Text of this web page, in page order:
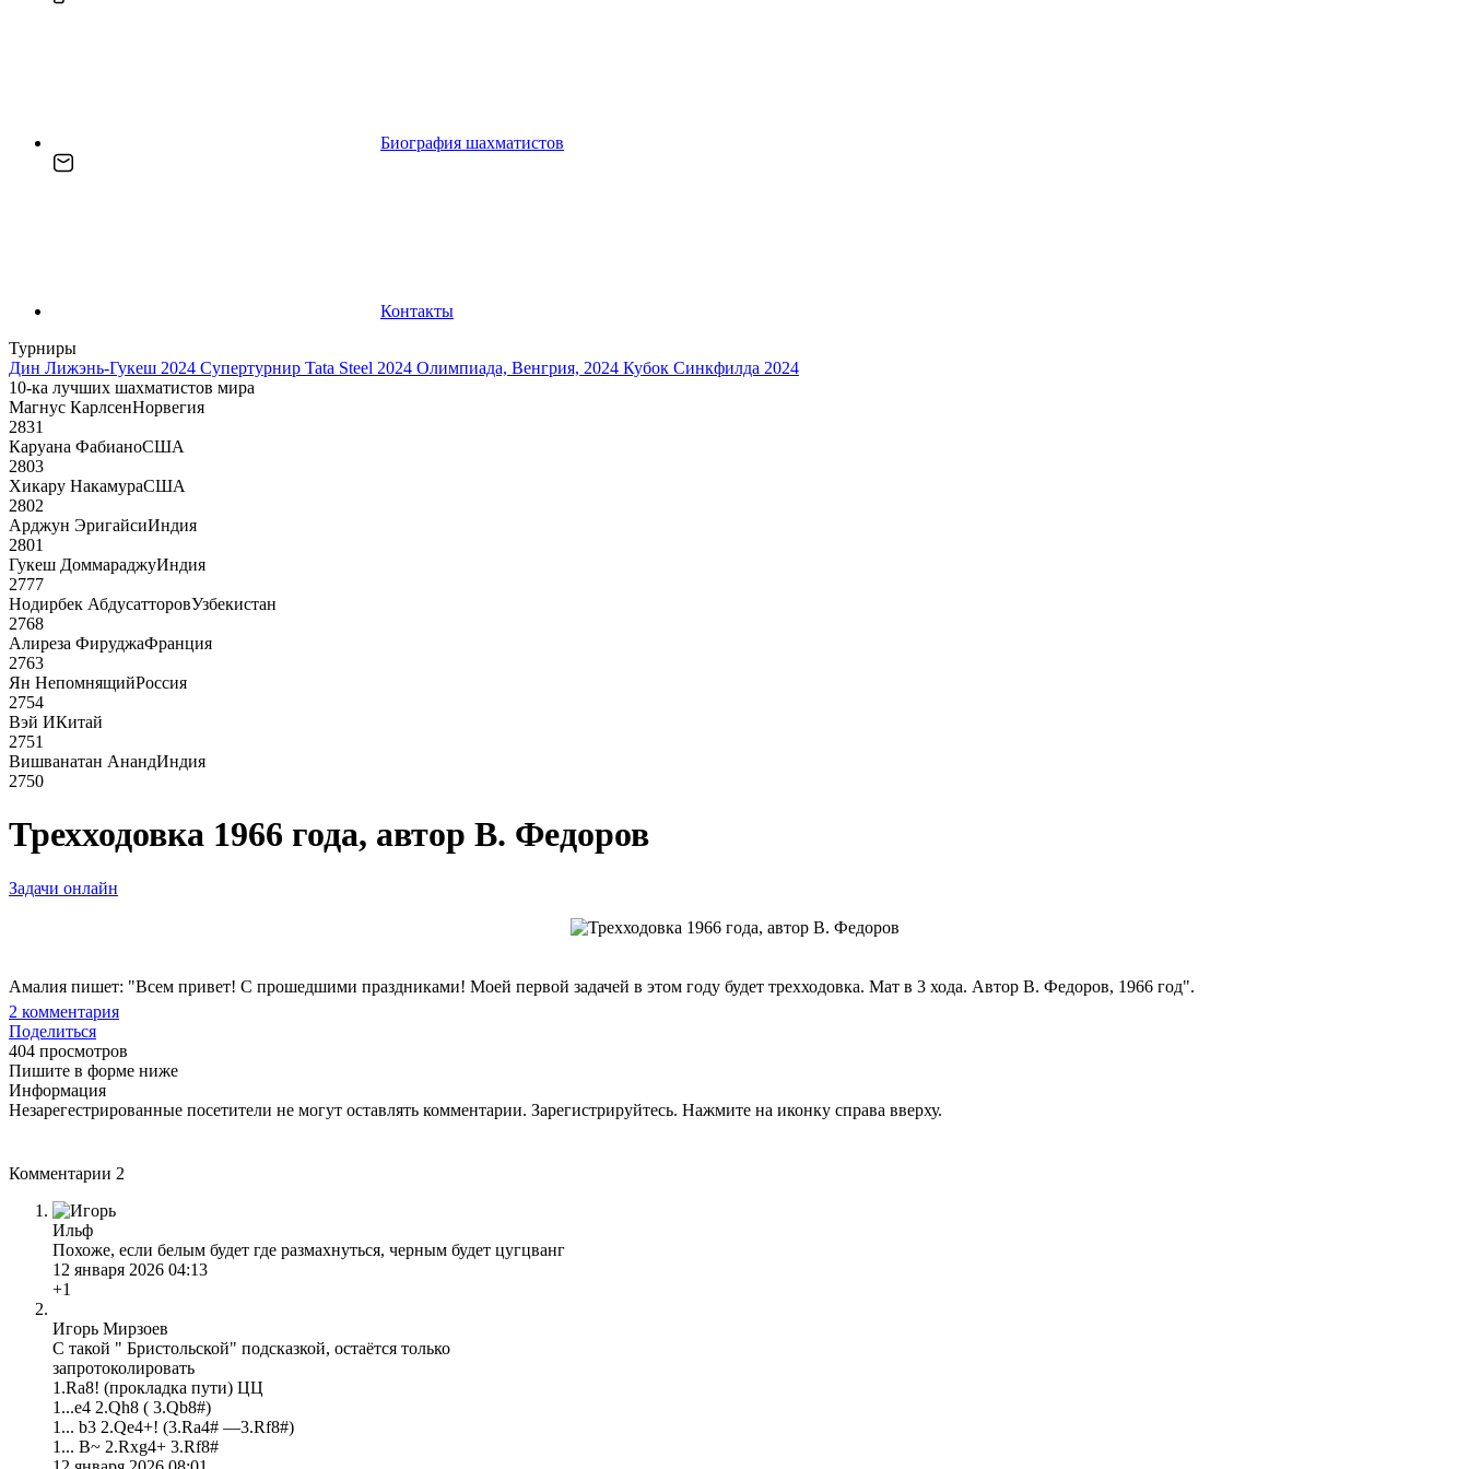
Биография шахматистов
Контакты
Турниры
Дин Лижэнь-Гукеш 2024 Супертурнир Tata Steel 2024 Олимпиада, Венгрия, 2024 Кубок Синкфилда 2024
10-ка лучших шахматистов мира
Магнус КарлсенНорвегия
2831
Каруана ФабианоСША
2803
Хикару НакамураСША
2802
Арджун ЭригайсиИндия
2801
Гукеш ДоммараджуИндия
2777
Нодирбек АбдусатторовУзбекистан
2768
Алиреза ФируджаФранция
2763
Ян НепомнящийРоссия
2754
Вэй ИКитай
2751
Вишванатан АнандИндия
2750
Трехходовка 1966 года, автор В. Федоров
Задачи онлайн
Амалия пишет: "Всем привет! С прошедшими праздниками! Моей первой задачей в этом году будет трехходовка. Мат в 3 хода. Автор В. Федоров, 1966 год".
2 комментария
Поделиться
404 просмотров
Пишите в форме ниже
Информация
Незарегестрированные посетители не могут оставлять комментарии. Зарегистрируйтесь. Нажмите на иконку справа вверху.
Комментарии 2
Ильф
Похоже, если белым будет где размахнуться, черным будет цугцванг
12 января 2026 04:13
+1
Игорь Мирзоев
С такой " Бристольской" подсказкой, остаётся только
запротоколировать
1.Ra8! (прокладка пути) ЦЦ
1...е4 2.Qh8 ( 3.Qb8#)
1... b3 2.Qe4+! (3.Ra4# —3.Rf8#)
1... B~ 2.Rxg4+ 3.Rf8#